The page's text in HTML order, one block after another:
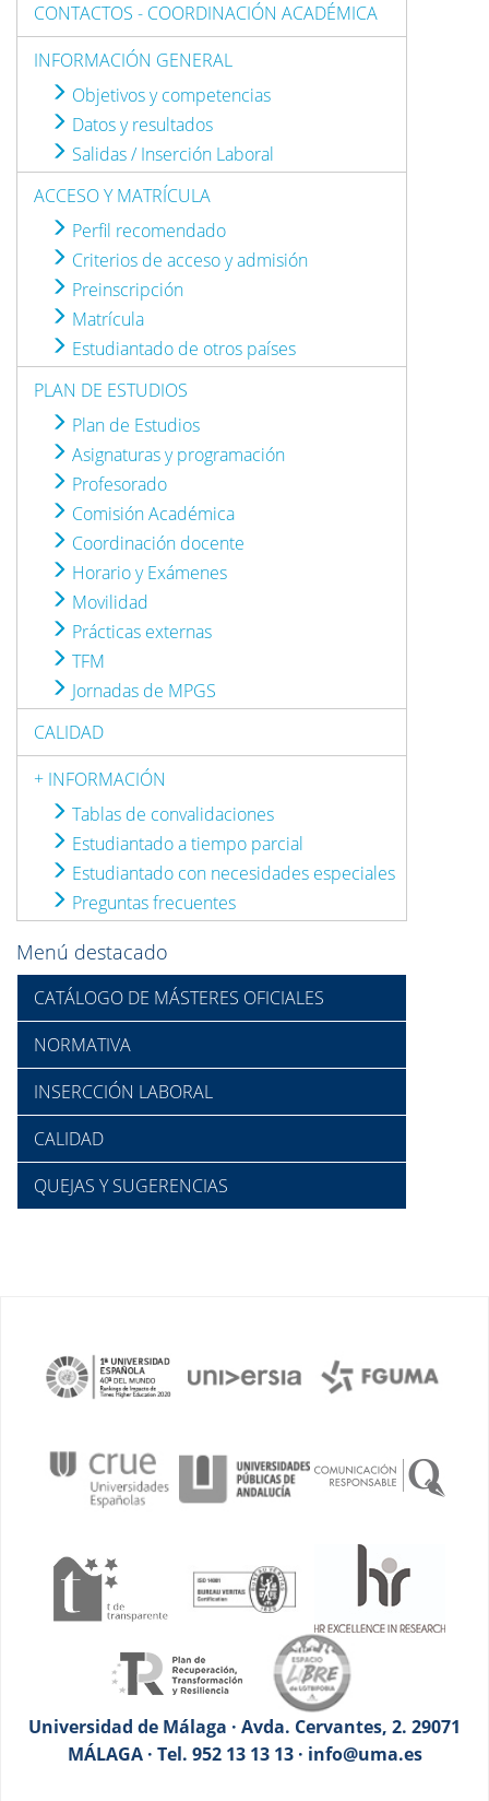
CONTACTOS - COORDINACIÓN ACADÉMICA
INFORMACIÓN GENERAL
Objetivos y competencias
Datos y resultados
Salidas / Inserción Laboral
ACCESO Y MATRÍCULA
Perfil recomendado
Criterios de acceso y admisión
Preinscripción
Matrícula
Estudiantado de otros países
PLAN DE ESTUDIOS
Plan de Estudios
Asignaturas y programación
Profesorado
Comisión Académica
Coordinación docente
Horario y Exámenes
Movilidad
Prácticas externas
TFM
Jornadas de MPGS
CALIDAD
+ INFORMACIÓN
Tablas de convalidaciones
Estudiantado a tiempo parcial
Estudiantado con necesidades especiales
Preguntas frecuentes
Menú destacado
CATÁLOGO DE MÁSTERES OFICIALES
NORMATIVA
INSERCCIÓN LABORAL
CALIDAD
QUEJAS Y SUGERENCIAS
Universidad de Málaga · Avda. Cervantes, 2. 29071
MÁLAGA · Tel. 952 13 13 13 · info@uma.es